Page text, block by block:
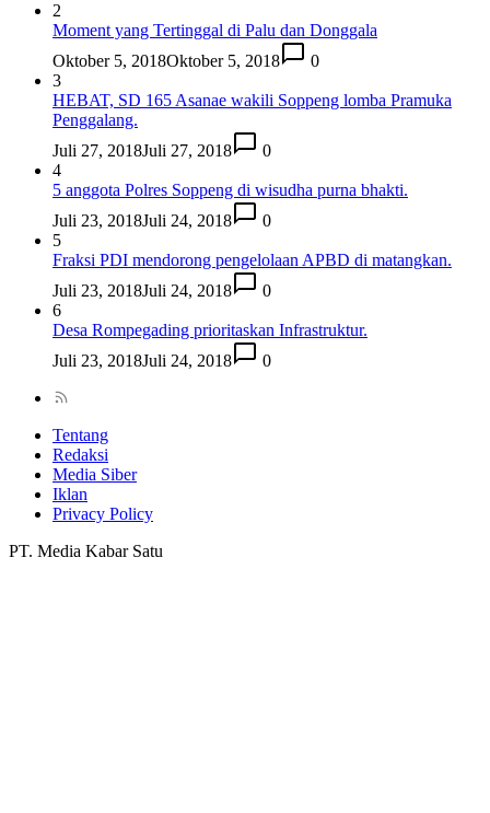
2
Moment yang Tertinggal di Palu dan Donggala
Oktober 5, 2018Oktober 5, 2018
0
3
HEBAT, SD 165 Asanae wakili Soppeng lomba Pramuka
Penggalang.
Juli 27, 2018Juli 27, 2018
0
4
5 anggota Polres Soppeng di wisudha purna bhakti.
Juli 23, 2018Juli 24, 2018
0
5
Fraksi PDI mendorong pengelolaan APBD di matangkan.
Juli 23, 2018Juli 24, 2018
0
6
Desa Rompegading prioritaskan Infrastruktur.
Juli 23, 2018Juli 24, 2018 0
Tentang
Redaksi
Media Siber
Iklan
Privacy Policy
PT. Media Kabar Satu